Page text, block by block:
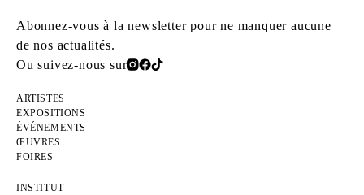
Abonnez-vous à la newsletter pour ne manquer aucune
de nos actualités.
Ou suivez-nous sur
ARTISTES
EXPOSITIONS
ÉVÉNEMENTS
ŒUVRES
FOIRES
INSTITUT